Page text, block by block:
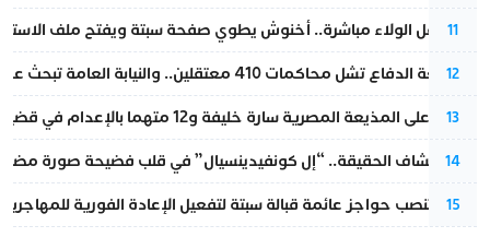
11
بعد حفل الولاء مباشرة.. أخنوش يطوي صفحة سبتة ويفتح ملف
12
مقاطعة الدفاع تشل محاكمات 410 معتقلين.. والنيابة العامة تبحث عن حل قانوني
13
الحكم على المذيعة المصرية سارة خليفة و12 متهما بالإعدام في قضية هزت بلاد الفراعنة
14
بعد انكشاف الحقيقة.. “إل كونفيدينسيال” في قلب فضيحة صورة
15
إسبانيا تنصب حواجز عائمة قبالة سبتة لتفعيل الإعادة الفورية للمهاجرين